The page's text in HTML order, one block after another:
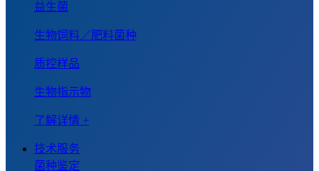
益生菌
生物饲料／肥料菌种
质控样品
生物指示物
了解详情 +
技术服务
菌种鉴定